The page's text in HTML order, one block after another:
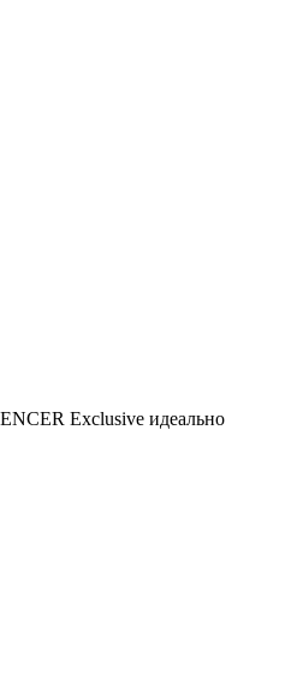
Exclusive идеально